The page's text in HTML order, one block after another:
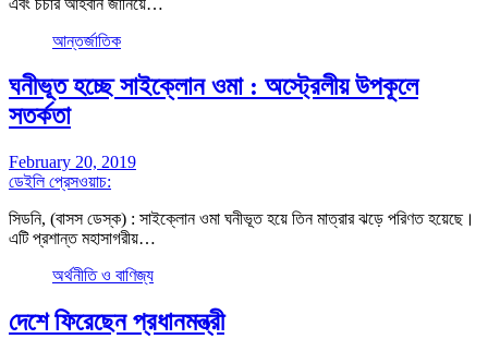
আন্তর্জাতিক
ঘনীভূত হচ্ছে সাইক্লোন ওমা : অস্ট্রেলীয় উপকূলে
সতর্কতা
February 20, 2019
ডেইলি প্রেসওয়াচ:
সিডনি, (বাসস ডেস্ক) : সাইক্লোন ওমা ঘনীভূত হয়ে তিন মাত্রার ঝড়ে পরিণত হয়েছে।
এটি প্রশান্ত মহাসাগরীয়…
অর্থনীতি ও বাণিজ্য
দেশে ফিরেছেন প্রধানমন্ত্রী